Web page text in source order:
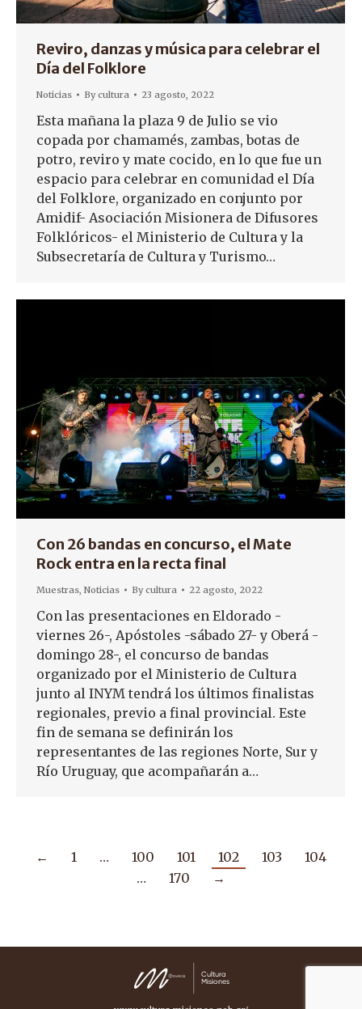
Reviro, danzas y música para celebrar el
Día del Folklore
Noticias Bycultura 23 agosto, 2022
Esta mañana la plaza 9 de Julio se vio
copada por chamamés, zambas, botas de
potro, reviro y mate cocido, en lo que fue un
espacio para celebrar en comunidad el Día
del Folklore, organizado en conjunto por
Amidif- Asociación Misionera de Difusores
Folklóricos- el Ministerio de Cultura y la
Subsecretaría de Cultura y Turismo…
Con 26 bandas en concurso, el Mate
Rock entra en la recta final
Muestras, Noticias Bycultura 22 agosto, 2022
Con las presentaciones en Eldorado -
viernes 26-, Apóstoles -sábado 27- y Oberá -
domingo 28-, el concurso de bandas
organizado por el Ministerio de Cultura
junto al INYM tendrá los últimos finalistas
regionales, previo a final provincial. Este
fin de semana se definirán los
representantes de las regiones Norte, Sur y
Río Uruguay, que acompañarán a…
← 1 … 100 101 102 103
104
…
170 →